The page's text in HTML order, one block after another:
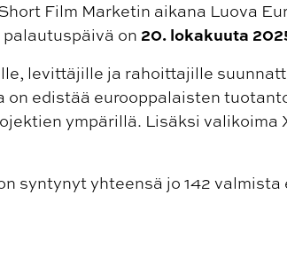
Film Marketin aikana Luova
on 20. lokakuuta
levittäjille ja rahoittajille
edistää eurooppalaisten
ympärillä. Lisäksi valikoima
syntynyt yhteensä jo 142 valmista